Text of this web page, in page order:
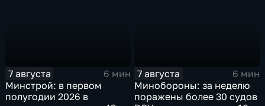
7 августа
6 мин
Минстрой: в первом
полугодии 2026 в
7 августа
6 мин
Минобороны: за неделю
поражены более 30 судов